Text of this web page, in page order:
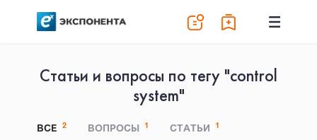
Статьи и вопросы по тегу "control
system"
ВСЕ 2 ВОПРОСЫ 1 СТАТЬИ 1